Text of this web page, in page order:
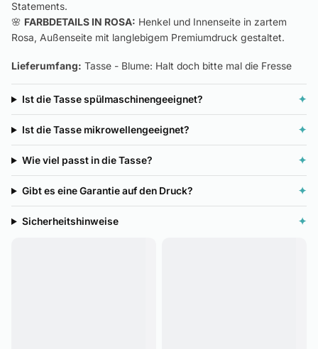
Statements.
🌸 FARBDETAILS IN ROSA: Henkel und Innenseite in zartem
Rosa, Außenseite mit langlebigem Premiumdruck gestaltet.
Lieferumfang: Tasse - Blume: Halt doch bitte mal die Fresse
Ist die Tasse spülmaschinengeeignet? ✦
Ist die Tasse mikrowellengeeignet? ✦
Wie viel passt in die Tasse? ✦
Gibt es eine Garantie auf den Druck? ✦
Sicherheitshinweise ✦